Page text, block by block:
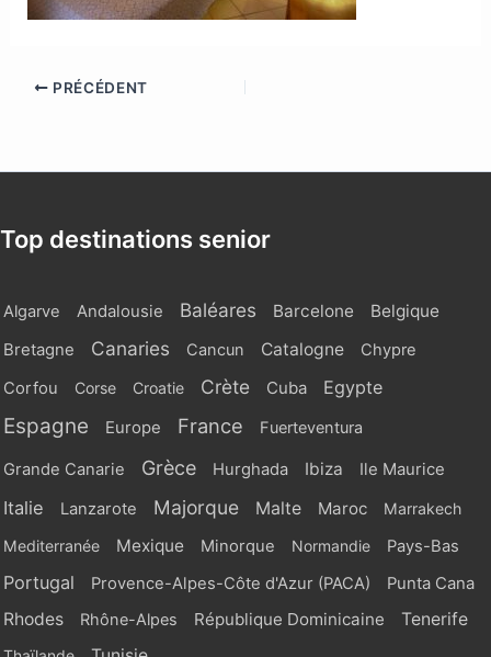
PRÉCÉDENT
Top destinations senior
Algarve Andalousie Baléares Barcelone Belgique
Bretagne Canaries Cancun Catalogne
Chypre
Corfou
Corse Croatie Crète Cuba Egypte
Espagne Europe France Fuerteventura
Grande Canarie Grèce Hurghada Ibiza Ile Maurice
Italie Lanzarote Majorque Malte Maroc
Marrakech
Mediterranée
Mexique Minorque Normandie Pays-Bas
Portugal Provence-Alpes-Côte d'Azur (PACA) Punta Cana
Rhodes Rhône-Alpes République Dominicaine Tenerife